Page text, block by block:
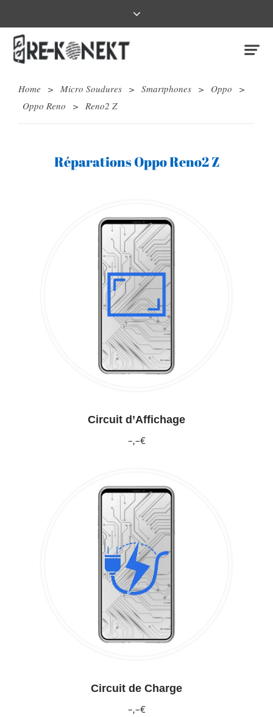
Home > Micro Soudures > Smartphones > Oppo
>
Oppo Reno
> Reno2 Z
Réparations Oppo Reno2 Z
Circuit d’Affichage
–,–€
Circuit de Charge
–,–€